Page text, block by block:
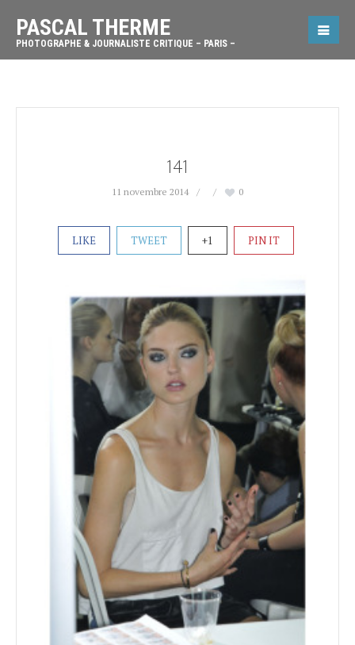
PASCAL THERME
PHOTOGRAPHE & JOURNALISTE CRITIQUE – PARIS –
141
11 novembre 2014 0
LIKE TWEET +1 PIN IT